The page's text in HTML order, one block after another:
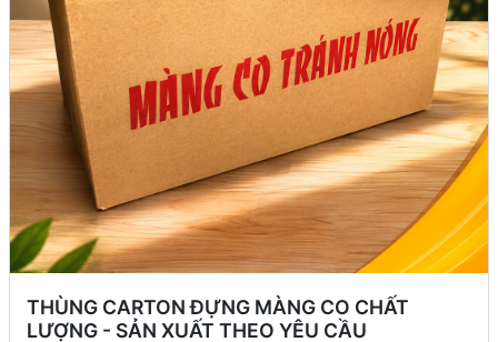
THÙNG CARTON ĐỰNG MÀNG CO CHẤT
LƯỢNG - SẢN XUẤT THEO YÊU CẦU